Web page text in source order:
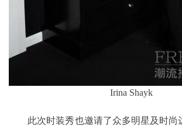
Irina Shayk
此次时装秀也邀请了众多明星及时尚